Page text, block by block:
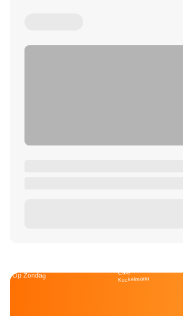
Op Zondag Café
Kockelmann